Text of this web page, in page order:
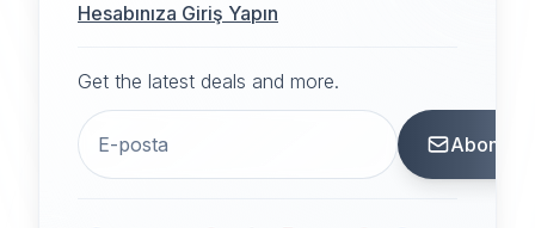
Hesabınıza Giriş Yapın
Get the latest deals and more.
Abone